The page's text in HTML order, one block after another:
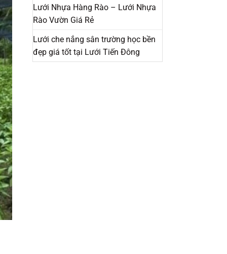
Lưới Nhựa Hàng Rào – Lưới Nhựa
Rào Vườn Giá Rẻ
Lưới che nắng sân trường học bền
đẹp giá tốt tại Lưới Tiến Đông